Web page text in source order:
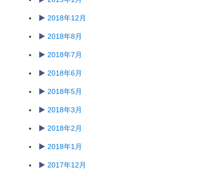
2018年12月
2018年8月
2018年7月
2018年6月
2018年5月
2018年3月
2018年2月
2018年1月
2017年12月